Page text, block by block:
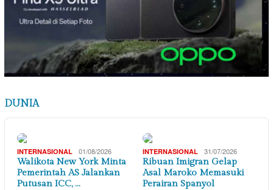
DUNIA
INTERNASIONAL 01/08/2026
Walikota New York Minta
Pemerintah AS Jalankan
Putusan ICC, …
INTERNASIONAL 31/07/2026
Ribuan Imigran Gelap
Asal Maroko Memasuki
Perairan Spanyol